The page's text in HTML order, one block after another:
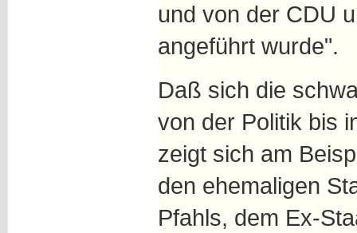
und von der CDU
angeführt wurde".
Daß sich die
von der Politik bis
zeigt sich am
den ehemaligen
Pfahls, dem Ex-